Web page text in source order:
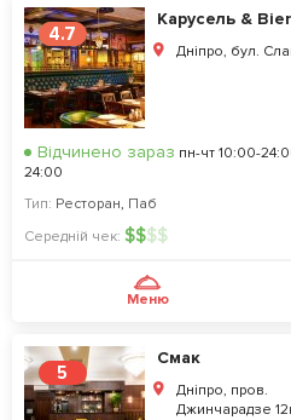
4.7
Карусель &
Дніпро, бул.
Відчинено зараз пн-чт 10:00-
24:00
Тип: Ресторан, Паб
Середній чек: $$$$
Меню
5
Смак
Дніпро, пров.
Джинчарадзе